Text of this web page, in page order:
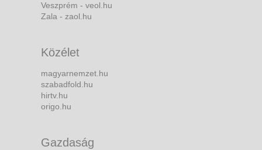
Veszprém - veol.hu
Zala - zaol.hu
Közélet
magyarnemzet.hu
szabadfold.hu
hirtv.hu
origo.hu
Gazdaság